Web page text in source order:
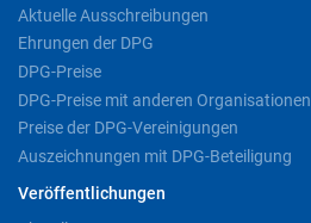
Aktuelle Ausschreibungen
Ehrungen der DPG
DPG-Preise
DPG-Preise mit anderen Organisationen
Preise der DPG-Vereinigungen
Auszeichnungen mit DPG-Beteiligung
Veröffentlichungen